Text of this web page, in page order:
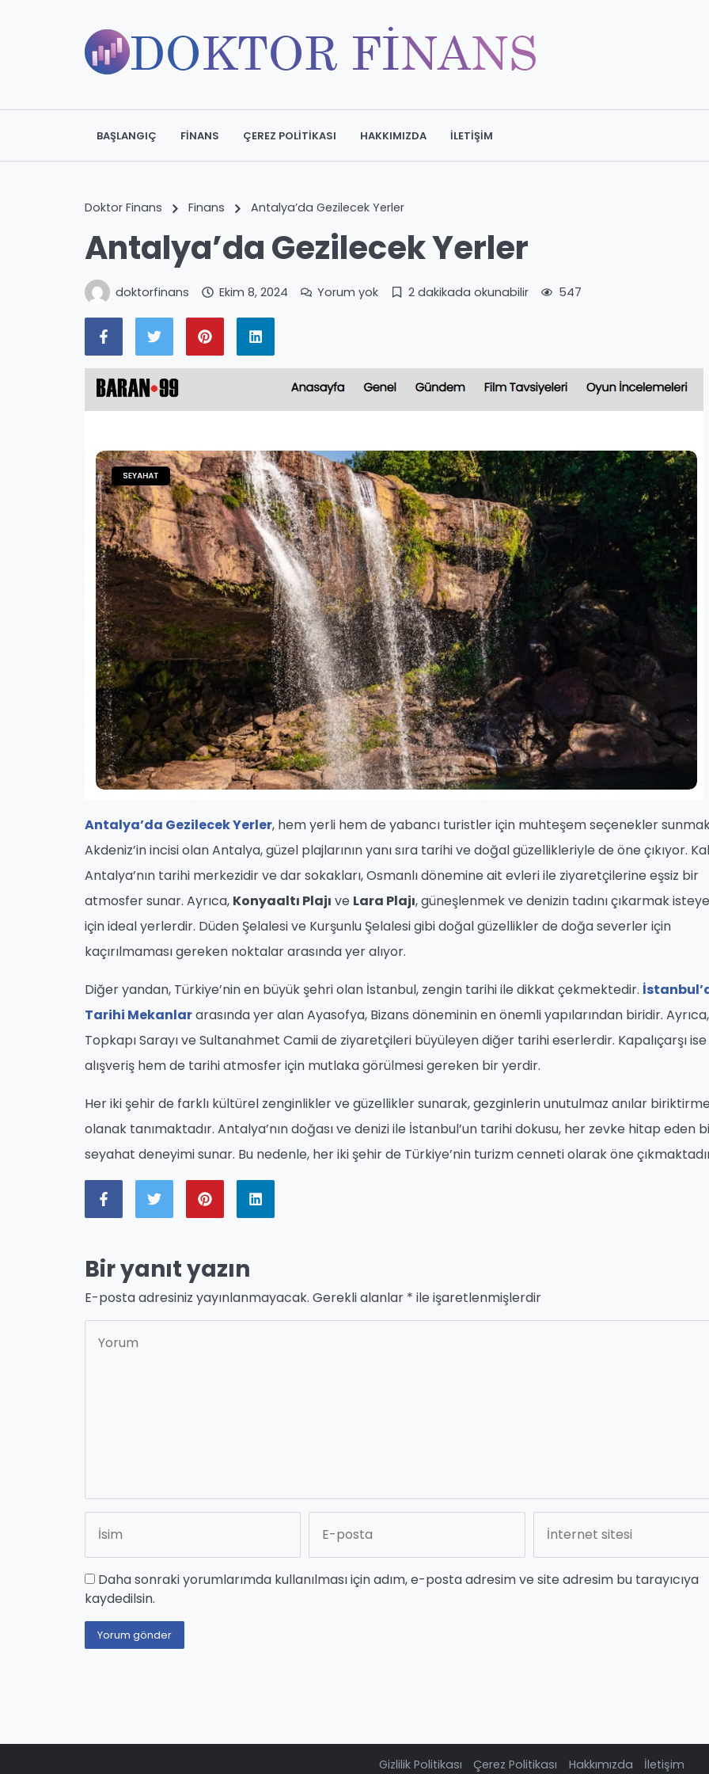
BAŞLANGIÇ FINANS ÇEREZ POLITIKASI HAKKIMIZDA İLETIŞIM
Doktor Finans Finans Antalya’da Gezilecek Yerler
Antalya’da Gezilecek Yerler
doktorfinans Ekim 8, 2024 Yorum yok 2 dakikada okunabilir 547
Antalya’da Gezilecek Yerler, hem yerli hem de yabancı turistler için muhteşem seçenekler
Akdeniz’in incisi olan Antalya, güzel plajlarının yanı sıra tarihi ve doğal güzellikleriyle de öne çıkıyor.
Antalya’nın tarihi merkezidir ve dar sokakları, Osmanlı dönemine ait evleri ile ziyaretçilerine eşsiz bir
atmosfer sunar. Ayrıca, Konyaaltı Plajı ve Lara Plajı, güneşlenmek ve denizin tadını çıkarmak
için ideal yerlerdir. Düden Şelalesi ve Kurşunlu Şelalesi gibi doğal güzellikler de doğa severler için
kaçırılmaması gereken noktalar arasında yer alıyor.
Diğer yandan, Türkiye’nin en büyük şehri olan İstanbul, zengin tarihi ile dikkat çekmektedir.
Tarihi Mekanlararasında yer alan Ayasofya, Bizans döneminin en önemli yapılarından biridir. Ayrıca,
Topkapı Sarayı ve Sultanahmet Camii de ziyaretçileri büyüleyen diğer tarihi eserlerdir. Kapalıçarşı
alışveriş hem de tarihi atmosfer için mutlaka görülmesi gereken bir yerdir.
Her iki şehir de farklı kültürel zenginlikler ve güzellikler sunarak, gezginlerin unutulmaz anılar
olanak tanımaktadır. Antalya’nın doğası ve denizi ile İstanbul’un tarihi dokusu, her zevke hitap eden
seyahat deneyimi sunar. Bu nedenle, her iki şehir de Türkiye’nin turizm cenneti olarak öne
Bir yanıt yazın
E-posta adresiniz yayınlanmayacak. Gerekli alanlar * ile işaretlenmişlerdir
Daha sonraki yorumlarımda kullanılması için adım, e-posta adresim ve site adresim bu tarayıcıya
kaydedilsin.
Gizlilik Politikası Çerez Politikası Hakkımızda İletişim